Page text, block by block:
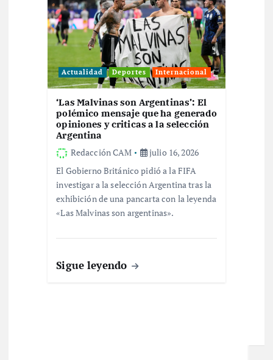
Actualidad Deportes Internacional
‘Las Malvinas son Argentinas’: El
polémico mensaje que ha generado
opiniones y criticas a la selección
Argentina
Redacción CAM
julio 16, 2026
El Gobierno Británico pidió a la FIFA
investigar a la selección Argentina tras la
exhibición de una pancarta con la leyenda
«Las Malvinas son argentinas».
Sigue leyendo